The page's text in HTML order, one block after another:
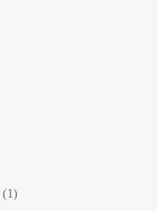
(1)